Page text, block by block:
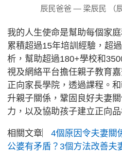
辰民爸爸 — 梁辰民 （
我的人生使命是幫助每個家
累積超過15年培訓經驗，超
析，幫助超過180+學校和
視及網絡平台擔任親子教育
正向家長學院，透過課程。
升親子關係，鞏固良好夫妻
力，以及協助孩子建立正向品
相關文章︳ 4個原因令夫妻關
公婆有矛盾？3個方法改善夫